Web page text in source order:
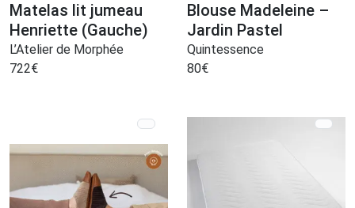
Matelas lit jumeau
Henriette (Gauche)
L’Atelier de Morphée
722€
Blouse Madeleine –
Jardin Pastel
Quintessence
80€